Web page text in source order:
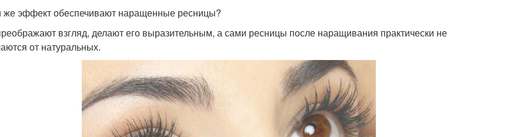
же эффект обеспечивают наращенные ресницы?
взгляд, делают его выразительным, а сами ресницы после наращивания практически не
от натуральных.